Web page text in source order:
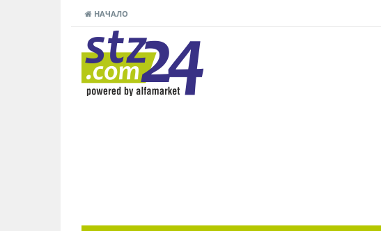
НАЧАЛО